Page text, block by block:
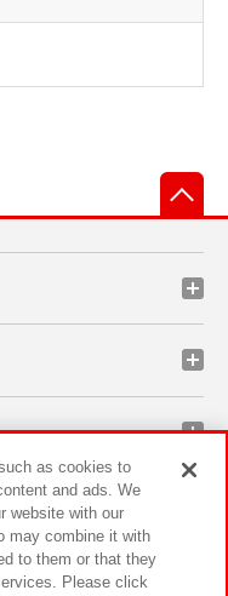
as cookies to
and ads. We
website with our
may combine it with
to them or that they
Please click